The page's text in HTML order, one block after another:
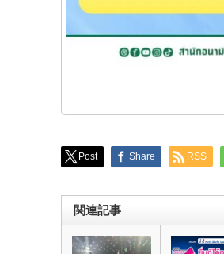
Post Share RSS
関連記事